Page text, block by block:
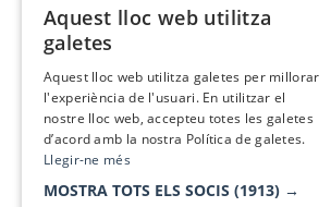
Aquest lloc web utilitza
galetes
Aquest lloc web utilitza galetes per millorar
l'experiència de l'usuari. En utilitzar el
nostre lloc web, accepteu totes les galetes
d’acord amb la nostra Política de galetes.
Llegir-ne més
MOSTRA TOTS ELS SOCIS (1913) →